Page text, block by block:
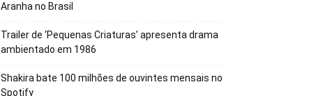
Aranha no Brasil
Trailer de ‘Pequenas Criaturas’ apresenta drama
ambientado em 1986
Shakira bate 100 milhões de ouvintes mensais no
Spotify